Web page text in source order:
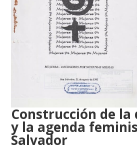
Construcción de la
y la agenda
Salvador